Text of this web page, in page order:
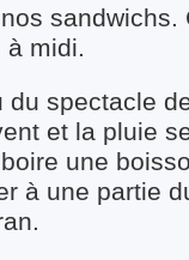
sandwichs.
à midi.
du spectacle
et la pluie
une
à une partie